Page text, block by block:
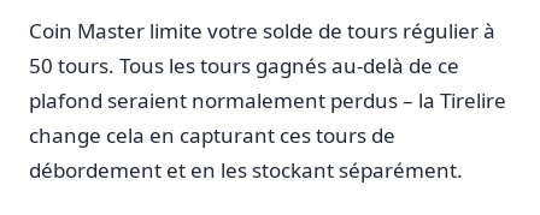
Coin Master limite votre solde de tours régulier à
50 tours. Tous les tours gagnés au-delà de ce
plafond seraient normalement perdus – la Tirelire
change cela en capturant ces tours de
débordement et en les stockant séparément.